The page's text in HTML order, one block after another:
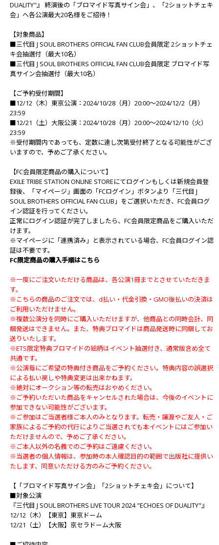
DUALITY"』 終演後の「ブロマイド写真サイン会」、「2ショットチェキ
会」へ各公演最大20名様をご招待！
【対象商品】
■三代目 J SOUL BROTHERS OFFICIAL FAN CLUB会員限定 2ショットチェ
キ会抽選付（最大10名）
■三代目 J SOUL BROTHERS OFFICIAL FAN CLUB会員限定 ブロマイド写
真サイン会抽選付（最大10名）
【ご予約受付期間】
■12/12（木）東京公演：2024/10/28（月）20:00～2024/12/2（月）
23:59
■12/21（土）大阪公演：2024/10/28（月）20:00～2024/12/10（火）
23:59
※受付期間内であっても、定数に達し次第受付終了となる可能性がござ
いますので、予めご了承ください。
【FC会員限定商品の購入について】
EXILE TRIBE STATION ONLINE STOREにてログインもしくは新規会員登
録後、「マイページ」画面の「FCログイン」ボタンより「三代目 J
SOUL BROTHERS OFFICIAL FAN CLUB」をご選択いただき、FC会員ログ
イン認証を行ってください。
正常にログイン認証が完了しましたら、FC会員限定商品をご購入いただ
けます。
※マイページに「連携済み」と表示されている場合、FC会員ログイン認
証は不要です。
FC限定商品の購入手順はこちら
※一度にご注文いただける商品は、各公演1冊までとさせていただきま
す。
※こちらの商品のご注文では、d払い・代金引換・GMO後払いの決済は
ご利用いただけません。
※複数公演分を同時にご購入いただけますが、他商品との同時会計、同
梱発送はできません。また、特典ブロマイドは商品発送時に同梱してお
送りいたします。
※ETS限定特典ブロマイドの絵柄はイベント抽選付き、通常版含め全て
共通です。
※公演毎にご希望の特典付き商品をご予約ください。特典内容の誤選択
による払い戻しや特典変更は出来かねます。
※絶対にオークション等の転売はおやめください。
※ご予約いただいた商品をキャンセルされた場合は、今後のイベントに
参加できない可能性がございます。
※ご参加はご当選者様ご本人のみとなります。転売・譲渡やご友人・ご
家族によるご予約の代行によりご当選されても本イベントにはご参加い
ただけませんので、予めご了承ください。
※ご本人以外の名義でのご予約はご遠慮ください。
※当選者の個人情報は、参加時の本人確認目的の範囲で出版社に提供い
たします、同意いただける方のみご予約ください。
【「ブロマイド写真サイン会」「2ショットチェキ会」について】
■対象公演
『三代目 J SOUL BROTHERS LIVE TOUR 2024 "ECHOES OF DUALITY"』
12/12（木）【東京】東京ドーム
12/21（土）【大阪】京セラドーム大阪